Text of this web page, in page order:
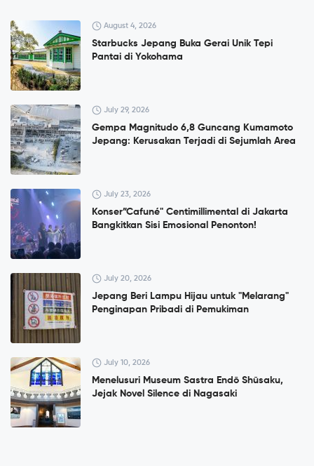
August 4, 2026
Starbucks Jepang Buka Gerai Unik Tepi
Pantai di Yokohama
July 29, 2026
Gempa Magnitudo 6,8 Guncang Kumamoto
Jepang: Kerusakan Terjadi di Sejumlah Area
July 23, 2026
Konser”Cafuné" Centimillimental di Jakarta
Bangkitkan Sisi Emosional Penonton!
July 20, 2026
Jepang Beri Lampu Hijau untuk "Melarang"
Penginapan Pribadi di Pemukiman
July 10, 2026
Menelusuri Museum Sastra Endō Shūsaku,
Jejak Novel Silence di Nagasaki